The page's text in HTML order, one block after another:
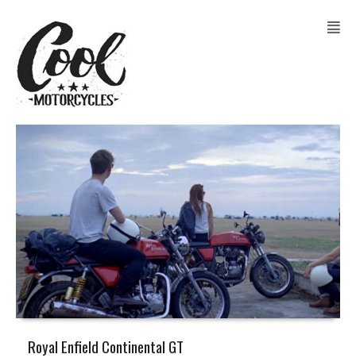
Royal Enfield Continental GT